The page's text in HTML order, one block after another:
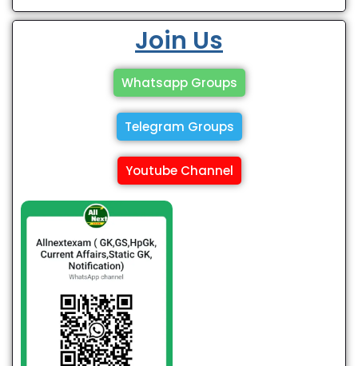
Join Us
Whatsapp Groups
Telegram Groups
Youtube Channel